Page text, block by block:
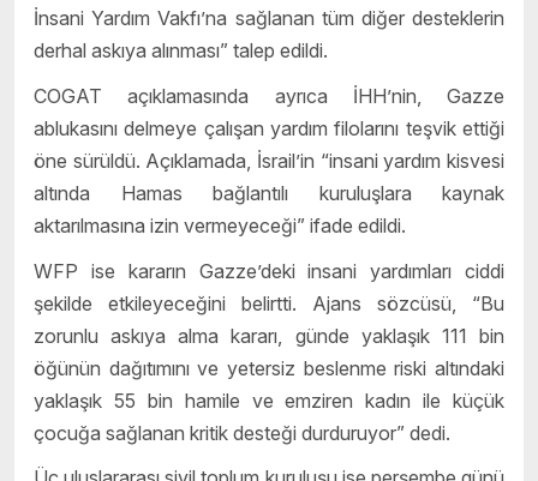
İnsani Yardım Vakfı’na sağlanan tüm diğer desteklerin
derhal askıya alınması” talep edildi.
COGAT açıklamasında ayrıca İHH’nin, Gazze
ablukasını delmeye çalışan yardım filolarını teşvik ettiği
öne sürüldü. Açıklamada, İsrail’in “insani yardım kisvesi
altında Hamas bağlantılı kuruluşlara kaynak
aktarılmasına izin vermeyeceği” ifade edildi.
WFP ise kararın Gazze’deki insani yardımları ciddi
şekilde etkileyeceğini belirtti. Ajans sözcüsü, “Bu
zorunlu askıya alma kararı, günde yaklaşık 111 bin
öğünün dağıtımını ve yetersiz beslenme riski altındaki
yaklaşık 55 bin hamile ve emziren kadın ile küçük
çocuğa sağlanan kritik desteği durduruyor” dedi.